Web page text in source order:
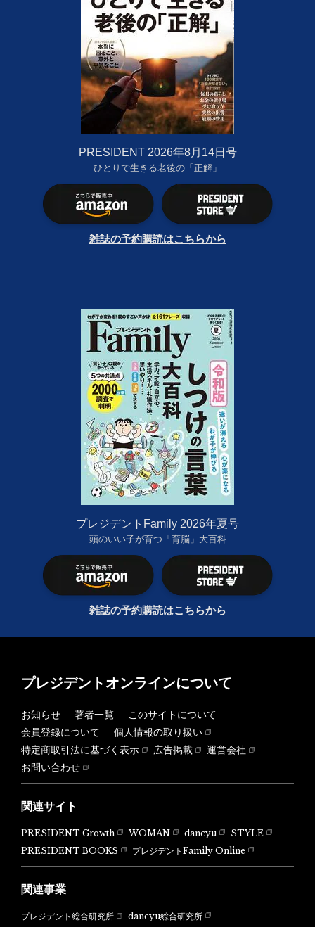
PRESIDENT 2026年8月14日号
ひとりで生きる老後の「正解」
雑誌の予約購読はこちらから
プレジデントFamily 2026年夏号
頭のいい子が育つ「育脳」大百科
雑誌の予約購読はこちらから
プレジデントオンラインについて
お知らせ 著者一覧
このサイトについて
会員登録について
個人情報の取り扱い
特定商取引法に基づく表示
広告掲載
運営会社
お問い合わせ
関連サイト
PRESIDENT Growth WOMAN dancyu
STYLE
PRESIDENT BOOKS
プレジデントFamily Online
関連事業
プレジデント総合研究所 dancyu総合研究所